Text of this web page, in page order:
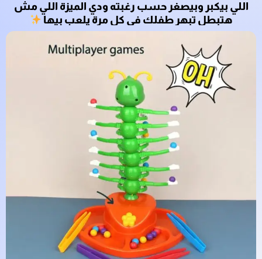
اللي بيكبر وبيصغر حسب رغبته ودي الميزة اللي مش
هتبطل تبهر طفلك في كل مرة يلعب بيها